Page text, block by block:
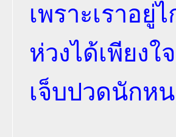
เพราะเราอ
ห่วงได้เพียงใ
เจ็บปวดนักห